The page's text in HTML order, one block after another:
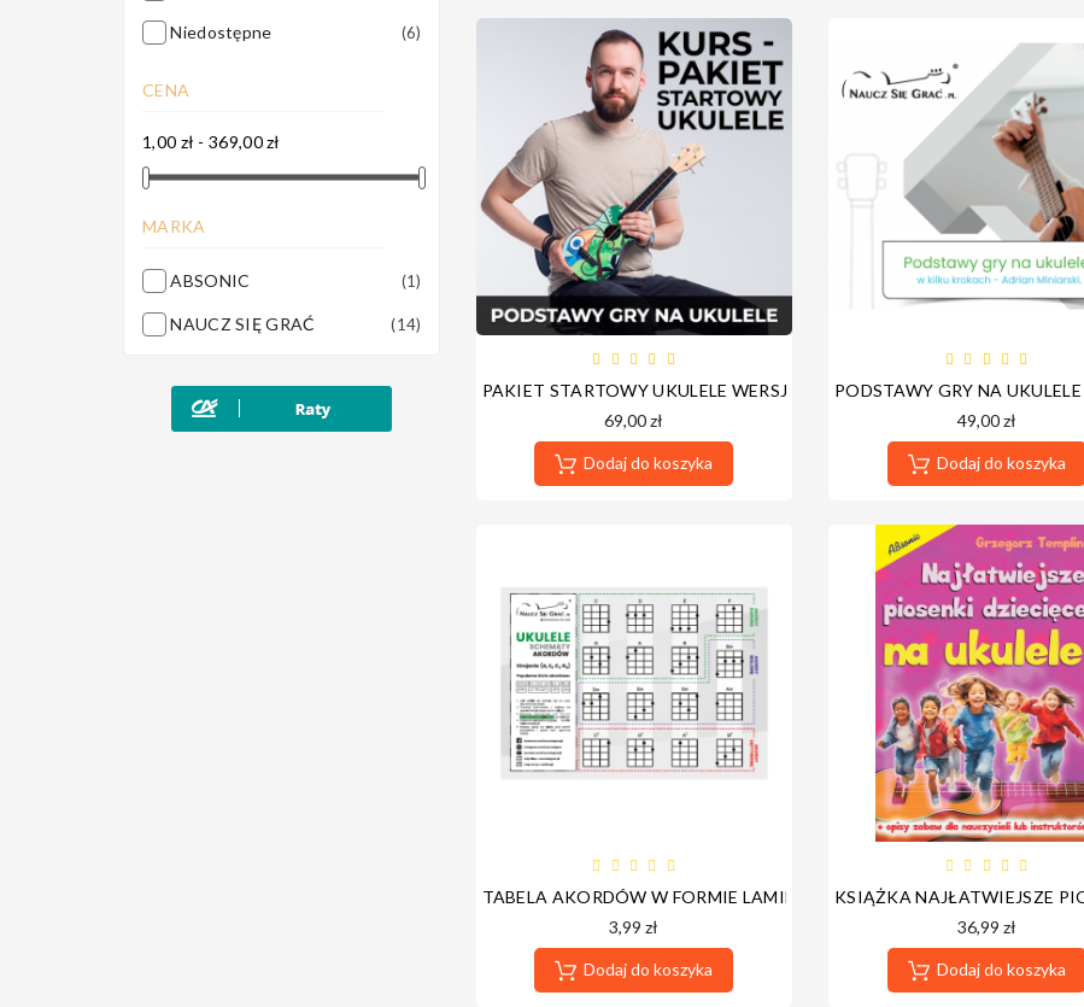
Niedostępne (6)
CENA
1,00 zł - 369,00 zł
MARKA
ABSONIC (1)
NAUCZ SIĘ GRAĆ (14)
PAKIET STARTOWY UKULELE WERSJA CYFROWA - NOWA PLATFORMA
69,00 zł
Dodaj do koszyka
PODSTAWY GRY NA
49,00 zł
Dodaj do koszyka
TABELA AKORDÓW W FORMIE LAMINATU
3,99 zł
Dodaj do koszyka
KSIĄŻKA NAJŁATWIEJSZE
36,99 zł
Dodaj do koszyka